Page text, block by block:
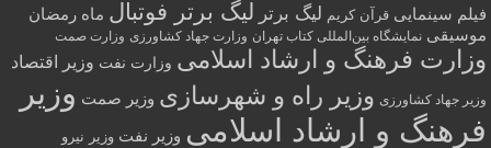
فیلم سینمایی قرآن کریم لیگ برتر لیگ برتر فوتبال ماه رمضان
موسیقی نمایشگاه بین‌المللی کتاب تهران وزارت جهاد کشاورزی وزارت صمت
وزارت فرهنگ و ارشاد اسلامی وزارت نفت وزیر اقتصاد
وزیر جهاد کشاورزی وزیر راه و شهرسازی وزیر صمت وزیر
فرهنگ و ارشاد اسلامی وزیر نفت وزیر نیرو